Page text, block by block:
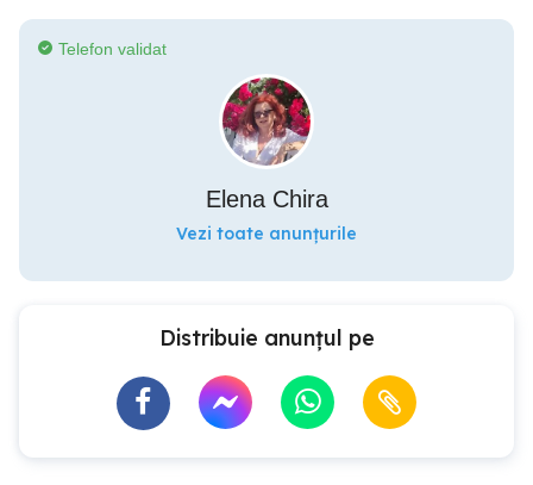
Telefon validat
Elena Chira
Vezi toate anunțurile
Distribuie anunțul pe